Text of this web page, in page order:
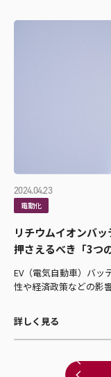
2024.04.23
電動化
リチウムイオンバ
押さえるべき「3つ
EV（電気自動車）バッ
性や経済政策などの影
や発火などの重大事故
保」など、多岐にわた
は日産自動車でEV エ
ートレインの設計開発
詳しく見る